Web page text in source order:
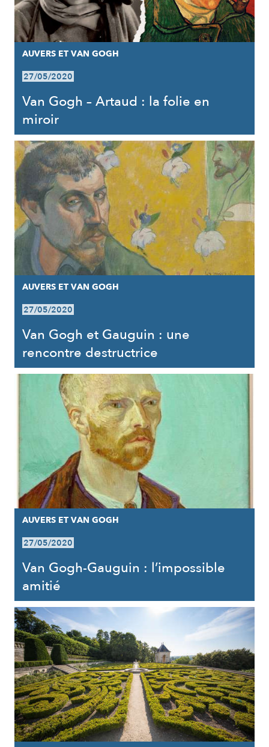
AUVERS ET VAN GOGH
27/05/2020
Van Gogh – Artaud : la folie en
miroir
AUVERS ET VAN GOGH
27/05/2020
Van Gogh et Gauguin : une
rencontre destructrice
AUVERS ET VAN GOGH
27/05/2020
Van Gogh-Gauguin : l’impossible
amitié